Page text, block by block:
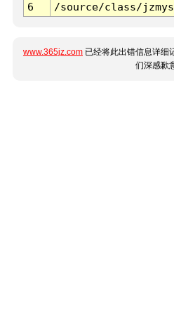
6 /source/class/
www.365jz.com 已经将此出错信息详细
们深感歉